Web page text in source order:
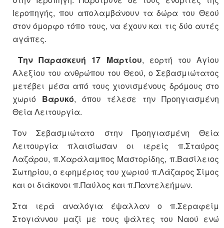
Ιεροπηγής, που απολαμβάνουν τα δώρα του Θεού
στον όμορφο τόπο τους, να έχουν και τις δύο αυτές
αγάπες.
Την Παρασκευή 17 Μαρτίου, εορτή του Αγίου
Αλεξίου του ανθρώπου του Θεού, ο Σεβασμιώτατος
μετέβει μέσα από τους χιονισμένους δρόμους στο
χωριό Βαρυκό, όπου τέλεσε την Προηγιασμένη
Θεία Λειτουργία.
Τον Σεβασμιώτατο στην Προηγιασμένη Θεία
Λειτουργία πλαισίωσαν οι ιερείς π.Σταύρος
Λαζάρου, π.Χαράλαμπος Μαστορίδης, π.Βασίλειος
Σωτηρίου, ο εφημέριος του χωριού π.Λάζαρος Σίμος
και οι διάκονοι π.Παύλος και π.Παντελεήμων.
Στα ιερά αναλόγια έψαλλαν ο π.Σεραφείμ
Στογιάννου μαζί με τους ψάλτες του Ναού ενώ